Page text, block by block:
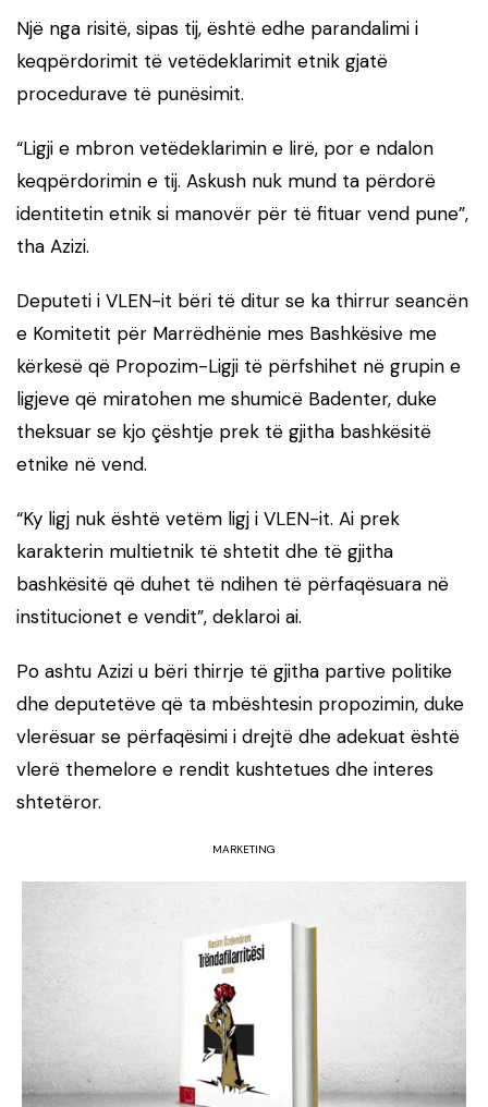
Një nga risitë, sipas tij, është edhe parandalimi i
keqpërdorimit të vetëdeklarimit etnik gjatë
procedurave të punësimit.
“Ligji e mbron vetëdeklarimin e lirë, por e ndalon
keqpërdorimin e tij. Askush nuk mund ta përdorë
identitetin etnik si manovër për të fituar vend pune”,
tha Azizi.
Deputeti i VLEN-it bëri të ditur se ka thirrur seancën
e Komitetit për Marrëdhënie mes Bashkësive me
kërkesë që Propozim-Ligji të përfshihet në grupin e
ligjeve që miratohen me shumicë Badenter, duke
theksuar se kjo çështje prek të gjitha bashkësitë
etnike në vend.
“Ky ligj nuk është vetëm ligj i VLEN-it. Ai prek
karakterin multietnik të shtetit dhe të gjitha
bashkësitë që duhet të ndihen të përfaqësuara në
institucionet e vendit”, deklaroi ai.
Po ashtu Azizi u bëri thirrje të gjitha partive politike
dhe deputetëve që ta mbështesin propozimin, duke
vlerësuar se përfaqësimi i drejtë dhe adekuat është
vlerë themelore e rendit kushtetues dhe interes
shtetëror.
MARKETING